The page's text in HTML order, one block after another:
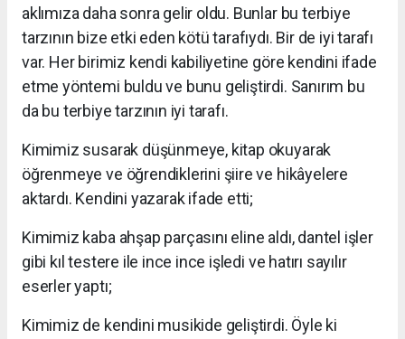
aklımıza daha sonra gelir oldu. Bunlar bu terbiye
tarzının bize etki eden kötü tarafıydı. Bir de iyi tarafı
var. Her birimiz kendi kabiliyetine göre kendini ifade
etme yöntemi buldu ve bunu geliştirdi. Sanırım bu
da bu terbiye tarzının iyi tarafı.
Kimimiz susarak düşünmeye, kitap okuyarak
öğrenmeye ve öğrendiklerini şiire ve hikâyelere
aktardı. Kendini yazarak ifade etti;
Kimimiz kaba ahşap parçasını eline aldı, dantel işler
gibi kıl testere ile ince ince işledi ve hatırı sayılır
eserler yaptı;
Kimimiz de kendini musikide geliştirdi. Öyle ki